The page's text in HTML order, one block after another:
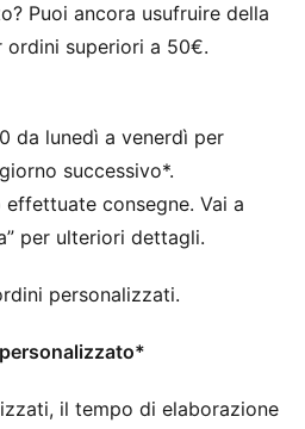
più grandi dagli otto ai
Puoi ancora usufruire della
ordini superiori a 50€.
da lunedì a venerdì per
successivo*.
consegne. Vai a
per ulteriori dettagli.
personalizzati.
il tempo di elaborazione